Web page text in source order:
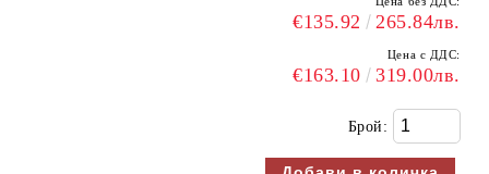
€135.92 265.84лв.
Цена с ДДС:
€163.10 319.00лв.
Брой: